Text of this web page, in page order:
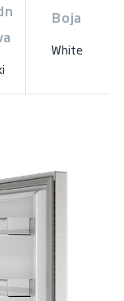
Boja
White